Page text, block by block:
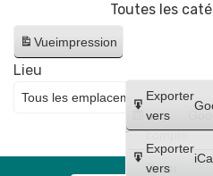
Toutes les
Vueimpression
Créer
un
compte
Créer
Exporter
vers
Exporter
vers
Lieu